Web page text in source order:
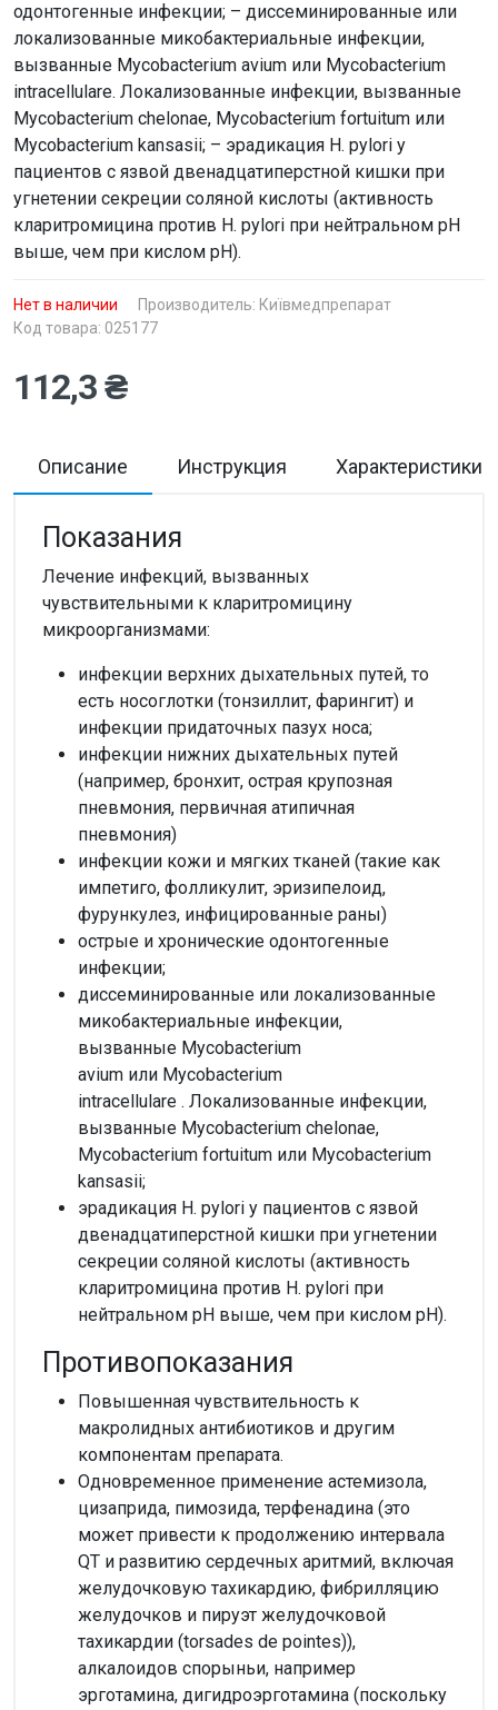
одонтогенные инфекции; – диссеминированные или
локализованные микобактериальные инфекции,
вызванные Mycobacterium avium или Mycobacterium
intracellulare. Локализованные инфекции, вызванные
Mycobacterium chelonae, Mycobacterium fortuitum или
Mycobacterium kansasii; – эрадикация H. pylori у
пациентов с язвой двенадцатиперстной кишки при
угнетении секреции соляной кислоты (активность
кларитромицина против H. pylori при нейтральном pH
выше, чем при кислом pH).
Нет в наличии Производитель: Київмедпрепарат
Код товара: 025177
112,3 ₴
Описание Инструкция Характеристики
Показания
Лечение инфекций, вызванных
чувствительными к кларитромицину
микроорганизмами:
инфекции верхних дыхательных путей, то
есть носоглотки (тонзиллит, фарингит) и
инфекции придаточных пазух носа;
инфекции нижних дыхательных путей
(например, бронхит, острая крупозная
пневмония, первичная атипичная
пневмония)
инфекции кожи и мягких тканей (такие как
импетиго, фолликулит, эризипелоид,
фурункулез, инфицированные раны)
острые и хронические одонтогенные
инфекции;
диссеминированные или локализованные
микобактериальные инфекции,
вызванные Mycobacterium
avium или Mycobacterium
intracellulare . Локализованные инфекции,
вызванные Mycobacterium chelonae,
Mycobacterium fortuitum или Mycobacterium
kansasii;
эрадикация H. pylori у пациентов с язвой
двенадцатиперстной кишки при угнетении
секреции соляной кислоты (активность
кларитромицина против H. pylori при
нейтральном pH выше, чем при кислом pH).
Противопоказания
Повышенная чувствительность к
макролидных антибиотиков и другим
компонентам препарата.
Одновременное применение астемизола,
цизаприда, пимозида, терфенадина (это
может привести к продолжению интервала
QT и развитию сердечных аритмий, включая
желудочковую тахикардию, фибрилляцию
желудочков и пируэт желудочковой
тахикардии (torsades de pointes)),
алкалоидов спорыньи, например
эрготамина, дигидроэрготамина (поскольку